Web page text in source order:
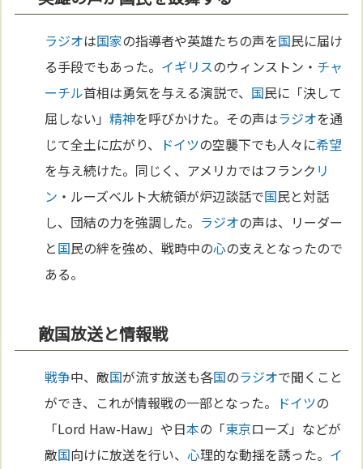
ラジオは国家の指導者や英雄たちの声を国民に届け
る手段でもあった。 イギリスのウィンストン・ チャ
ーチル首相は勇気を与える演説で、 国民に「決して
屈しない」精神を呼びかけた。その声はラジオを通
じて全土に広がり、 ドイツの空襲下でも人々に希望
を与え続けた。同じく、アメリカではフランク リ
ン ・ルーズベルト大統領が炉辺談話で国民と対話
し、団結の力を強調した。 ラジオの声は、リーダー
と国民の絆を強め、戦時中の心の支えとなったので
ある。
敵国放送と情報戦
戦争中、敵国が流す放送も各国のラジオで聞くこと
ができ、これが情報戦の一部となった。 ドイツの
「Lord Haw-Haw」や日本の「東京ローズ」などが
敵国向けに放送を行い、心理的な動揺を誘った。 イ